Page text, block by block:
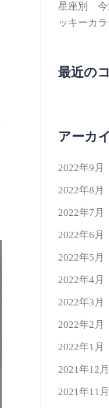
星座別 今
ッキーカ
最近の
アーカ
2022年9月
2022年8月
2022年7月
2022年6月
2022年5月
2022年4月
2022年3月
2022年2月
2022年1月
2021年12月
2021年11月